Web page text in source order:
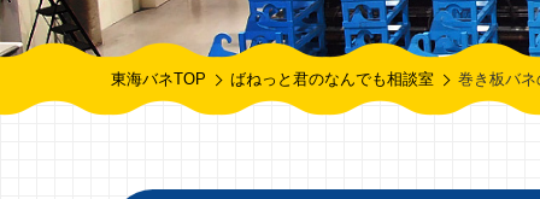
東海バネTOP ばねっと君のなんでも相談室 巻き板バ